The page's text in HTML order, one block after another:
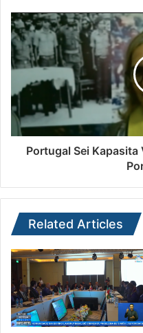
Portugal Sei Kapasita
Related Articles